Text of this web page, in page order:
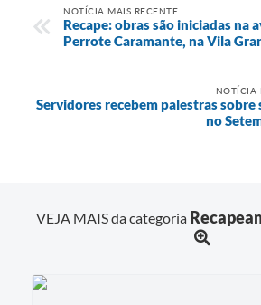
NOTÍCIA MAIS RECENTE
Recape: obras são iniciadas na
Perrote Caramante, na Vila
NOTÍCIA
Servidores recebem palestras sobre
no
VEJA MAIS da categoria